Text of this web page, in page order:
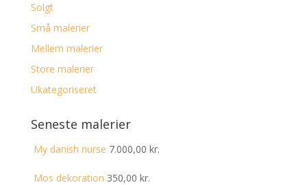
Solgt
Små malerier
Mellem malerier
Store malerier
Ukategoriseret
Seneste malerier
My danish nurse 7.000,00 kr.
Mos dekoration 350,00 kr.